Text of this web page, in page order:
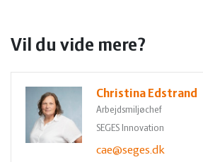
Vil du vide mere?
Christina Edstrand
Arbejdsmiljøchef
SEGES Innovation
cae@seges.dk